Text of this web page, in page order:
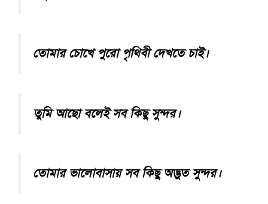
তোমার চোখে পুরো পৃথিবী দেখতে চাই।
তুমি আছো বলেই সব কিছু সুন্দর।
তোমার ভালোবাসায় সব কিছু অদ্ভুত সুন্দর।